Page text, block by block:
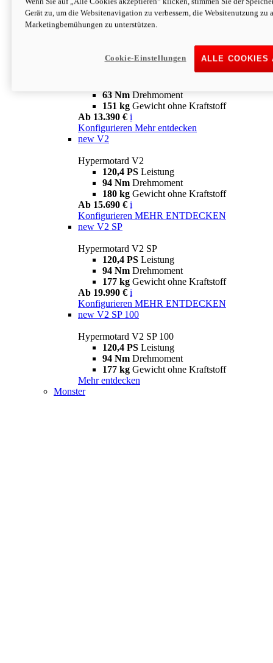
63 NmDrehmoment
151 kgGewicht ohne Kraftstoff
Ab 13.890 € i
63 Nm Drehmoment
151 kg Gewicht ohne Kraftstoff
Ab 13.390 € i
Konfigurieren Mehr entdecken
new V2
Hypermotard V2
120,4 PS Leistung
94 Nm Drehmoment
180 kg Gewicht ohne Kraftstoff
Ab 15.690 € i
Konfigurieren MEHR ENTDECKEN
new V2 SP
Hypermotard V2 SP
120,4 PS Leistung
94 Nm Drehmoment
177 kg Gewicht ohne Kraftstoff
Ab 19.990 € i
Konfigurieren MEHR ENTDECKEN
new V2 SP 100
Hypermotard V2 SP 100
120,4 PS Leistung
94 Nm Drehmoment
177 kg Gewicht ohne Kraftstoff
Mehr entdecken
Monster
Gerät zu, um die Websitenavigation zu verbessern, die Websitenutzung zu
Marketingbemühungen zu unterstützen.
ALLE COOKIES
Cookie-Einstellungen